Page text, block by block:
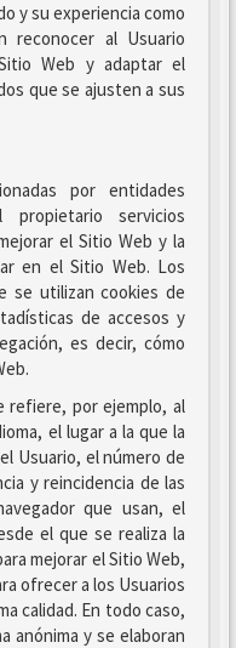
y su experiencia como
reconocer al Usuario
Web y adaptar el
que se ajusten a sus
por entidades
servicios
el Sitio Web y la
en el Sitio Web. Los
se utilizan cookies de
de accesos y
es decir, cómo
refiere, por ejemplo, al
el lugar a la que la
Usuario, el número de
y reincidencia de las
que usan, el
el que se realiza la
mejorar el Sitio Web,
ofrecer a los Usuarios
calidad. En todo caso,
anónima y se elaboran